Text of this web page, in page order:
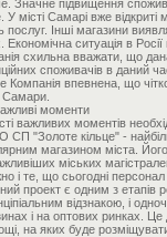
Значне підвищення
У місті Самарі вже
послуг. Інші магазини
Економічна ситуація в
схильна вважати, що
споживачів в даний
Компанія впевнена, що
Самари.
моменти
важливих моментів
СП "Золоте кільце" -
магазином міста. Його
міських
і те, що сьогодні персонал
проект є одним з етапів
відзнакою, і
і на оптових ринках. Це
на яких буде